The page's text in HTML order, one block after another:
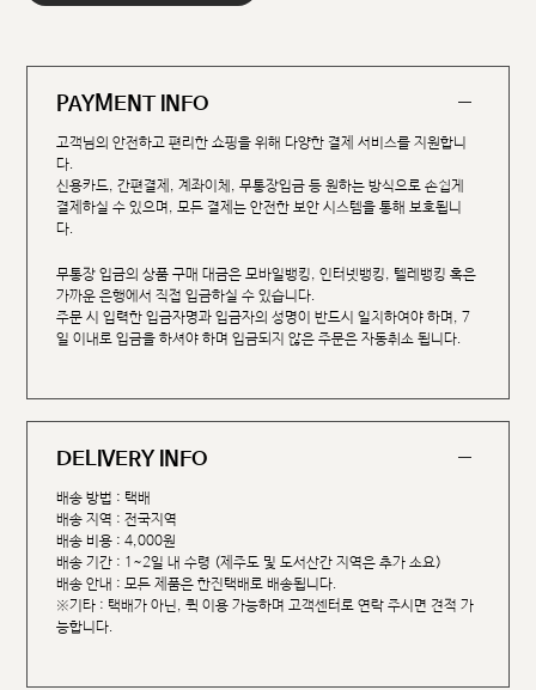
PAYMENT INFO
고객님의 안전하고 편리한 쇼핑을 위해 다양한 결제 서비스를 지원합니
다.
신용카드, 간편결제, 계좌이체, 무통장입금 등 원하는 방식으로 손쉽게
결제하실 수 있으며, 모든 결제는 안전한 보안 시스템을 통해 보호됩니
다.
무통장 입금의 상품 구매 대금은 모바일뱅킹, 인터넷뱅킹, 텔레뱅킹 혹은
가까운 은행에서 직접 입금하실 수 있습니다.
주문 시 입력한 입금자명과 입금자의 성명이 반드시 일치하여야 하며, 7
일 이내로 입금을 하셔야 하며 입금되지 않은 주문은 자동취소 됩니다.
DELIVERY INFO
배송 방법 : 택배
배송 지역 : 전국지역
배송 비용 : 4,000원
배송 기간 : 1~2일 내 수령 (제주도 및 도서산간 지역은 추가 소요)
배송 안내 : 모든 제품은 한진택배로 배송됩니다.
※기타 : 택배가 아닌, 퀵 이용 가능하며 고객센터로 연락 주시면 견적 가
능합니다.